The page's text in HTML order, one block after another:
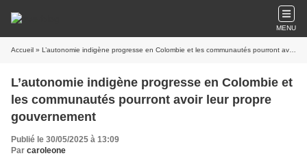
MENU
Accueil » L’autonomie indigène progresse en Colombie et les communautés pourront avoir leur propre gouvernement
L’autonomie indigène progresse en Colombie et
les communautés pourront avoir leur propre
gouvernement
Publié le 30/05/2025 à 13:09
Par caroleone